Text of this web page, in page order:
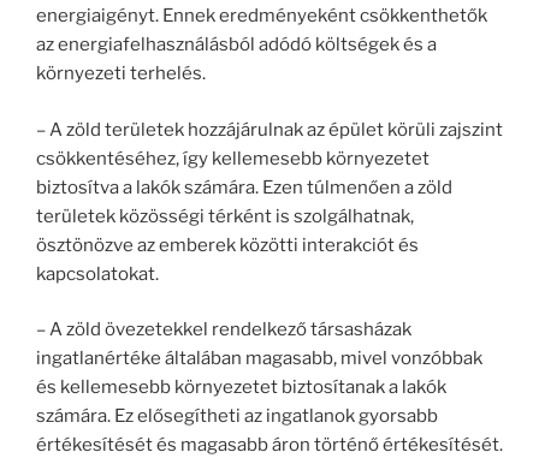
energiaigényt. Ennek eredményeként csökkenthetők
az energiafelhasználásból adódó költségek és a
környezeti terhelés.
– A zöld területek hozzájárulnak az épület körüli zajszint
csökkentéséhez, így kellemesebb környezetet
biztosítva a lakók számára. Ezen túlmenően a zöld
területek közösségi térként is szolgálhatnak,
ösztönözve az emberek közötti interakciót és
kapcsolatokat.
– A zöld övezetekkel rendelkező társasházak
ingatlanértéke általában magasabb, mivel vonzóbbak
és kellemesebb környezetet biztosítanak a lakók
számára. Ez elősegítheti az ingatlanok gyorsabb
értékesítését és magasabb áron történő értékesítését.